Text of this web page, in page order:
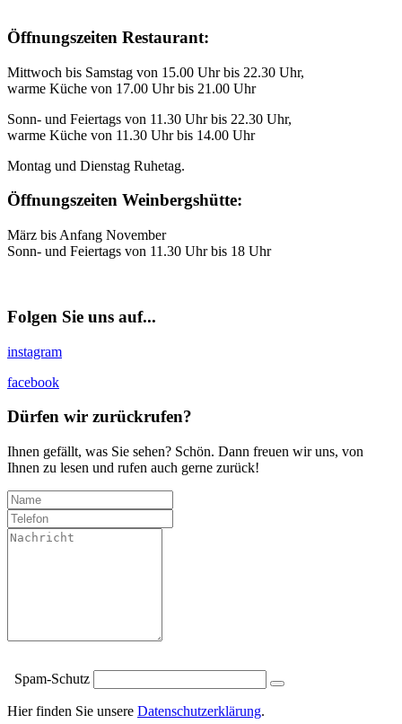
Öffnungszeiten Restaurant:
Mittwoch bis Samstag von 15.00 Uhr bis 22.30 Uhr,
warme Küche von 17.00 Uhr bis 21.00 Uhr
Sonn- und Feiertags von 11.30 Uhr bis 22.30 Uhr,
warme Küche von 11.30 Uhr bis 14.00 Uhr
Montag und Dienstag Ruhetag.
Öffnungszeiten Weinbergshütte:
März bis Anfang November
Sonn- und Feiertags von 11.30 Uhr bis 18 Uhr
Folgen Sie uns auf...
instagram
facebook
Dürfen wir zurückrufen?
Ihnen gefällt, was Sie sehen? Schön. Dann freuen wir uns, von
Ihnen zu lesen und rufen auch gerne zurück!
Spam-Schutz
Hier finden Sie unsere Datenschutzerklärung.